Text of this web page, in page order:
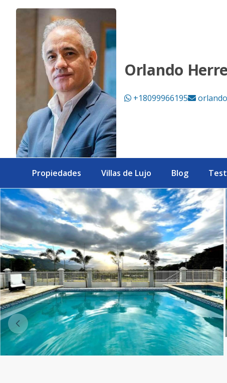
Orlando
+18099966195
Propiedades Villas de Lujo Blog
Villa de Venta en Jarabacoa - eXp Realty República Dominicana